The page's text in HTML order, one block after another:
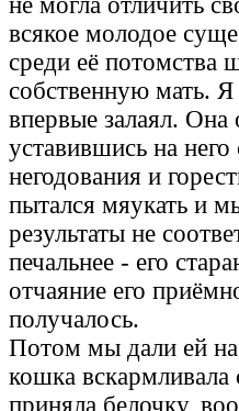
всякое молодое
среди её потомства
собственную мать. Я
впервые залаял. Она
уставившись на
негодования и
пытался мяукать и
результаты не
печальнее - его
отчаяние его
получалось.
Потом мы дали ей
кошка
приняла белочку,